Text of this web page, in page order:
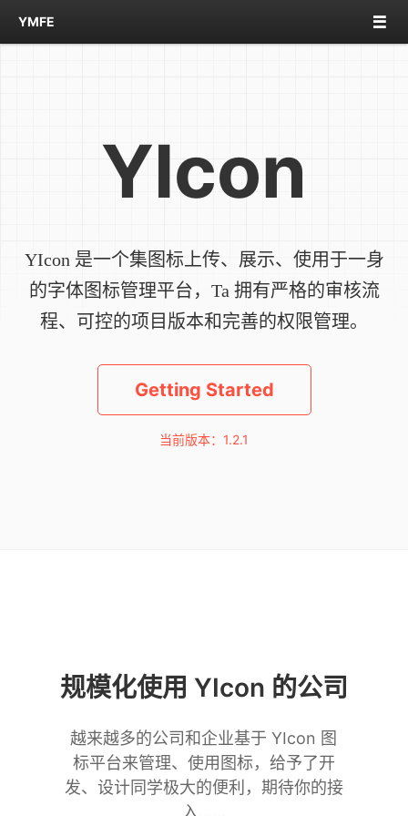
YMFE 
YIcon
YIcon 是一个集图标上传、展示、使用于一身
的字体图标管理平台，Ta 拥有严格的审核流
程、可控的项目版本和完善的权限管理。
Getting Started
当前版本：1.2.1
规模化使用 YIcon 的公司
越来越多的公司和企业基于 YIcon 图
标平台来管理、使用图标，给予了开
发、设计同学极大的便利，期待你的接